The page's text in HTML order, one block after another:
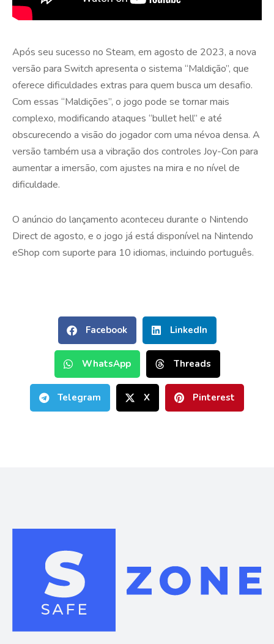
Após seu sucesso no Steam, em agosto de 2023, a nova
versão para Switch apresenta o sistema “Maldição”, que
oferece dificuldades extras para quem busca um desafio.
Com essas “Maldições”, o jogo pode se tornar mais
complexo, modificando ataques “bullet hell” e até
obscurecendo a visão do jogador com uma névoa densa. A
versão também usa a vibração dos controles Joy-Con para
aumentar a imersão, com ajustes na mira e no nível de
dificuldade.
O anúncio do lançamento aconteceu durante o Nintendo
Direct de agosto, e o jogo já está disponível na Nintendo
eShop com suporte para 10 idiomas, incluindo português.
Facebook LinkedIn
WhatsApp Threads
Telegram X Pinterest